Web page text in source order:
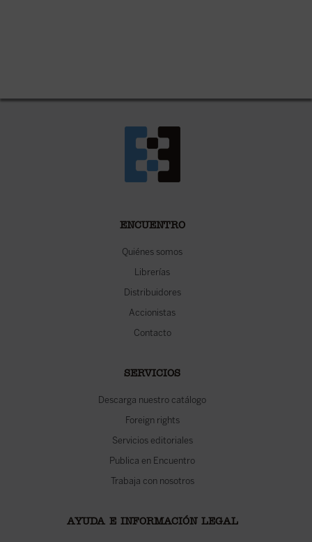
ENCUENTRO
Quiénes somos
Librerías
Distribuidores
Accionistas
Contacto
SERVICIOS
Descarga nuestro catálogo
Foreign rights
Servicios editoriales
Publica en Encuentro
Trabaja con nosotros
AYUDA E INFORMACIÓN LEGAL